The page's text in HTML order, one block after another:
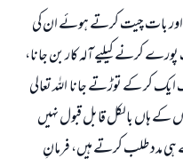
اور بات چیت کرتے ہوئے ان کی
کرنے کیلیے آلہ کار بن جانا،
کر کے توڑتے جانا اللہ تعالی
ہاں بالکل قابل قبول نہیں
ہی مدد طلب کرتے ہیں، فرمانِ